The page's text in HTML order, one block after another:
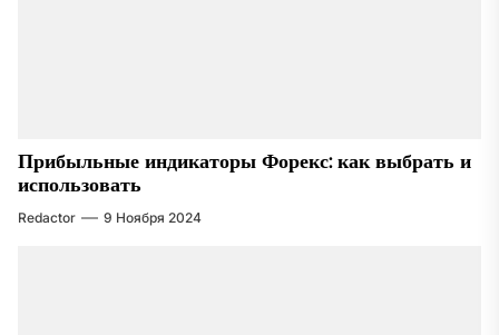
Прибыльные индикаторы Форекс: как выбрать и
использовать
Redactor 9 Ноября 2024